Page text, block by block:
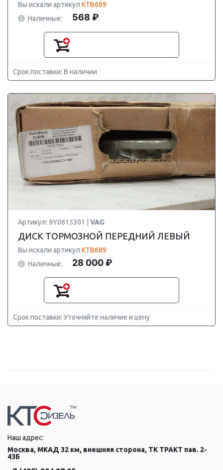
Вы искали артикул KTB689
Наличные:
568 ₽
Срок поставки: В наличии
Артикул: 9Y0615301 | VAG
ДИСК ТОРМОЗНОЙ ПЕРЕДНИЙ ЛЕВЫЙ
Вы искали артикул KTB689
Наличные:
28 000 ₽
Срок поставки: Уточняйте наличие и цену
Наш адрес:
Москва, МКАД 32 км, внешняя сторона, ТК ТРАКТ пав. 2-
43Б